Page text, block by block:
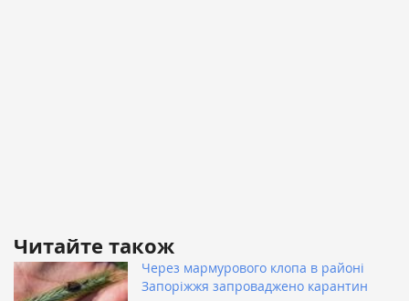
Читайте також
Через мармурового клопа в районі
Запоріжжя запроваджено карантин